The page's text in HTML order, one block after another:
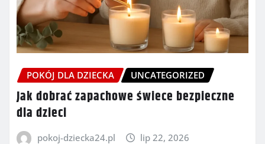
POKÓJ DLA DZIECKA UNCATEGORIZED
Jak dobrać zapachowe świece bezpieczne
dla dzieci
pokoj-dziecka24.pl lip 22, 2026